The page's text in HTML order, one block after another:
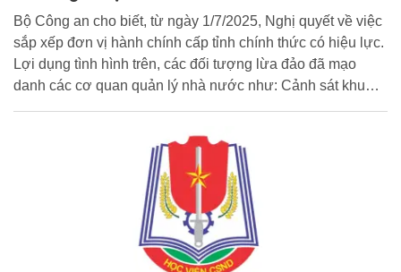
Bộ Công an cho biết, từ ngày 1/7/2025, Nghị quyết về việc
sắp xếp đơn vị hành chính cấp tỉnh chính thức có hiệu lực.
Lợi dụng tình hình trên, các đối tượng lừa đảo đã mạo
danh các cơ quan quản lý nhà nước như: Cảnh sát khu
vực, cán bộ phụ trách hộ tịch của xã/phường mới, gọi điện
ứng dụng VNeID giả mạo có chứa mã độc nhằm chiếm
quyền điều khiển điện thoại, qua đó chiếm đoạt tài sản của